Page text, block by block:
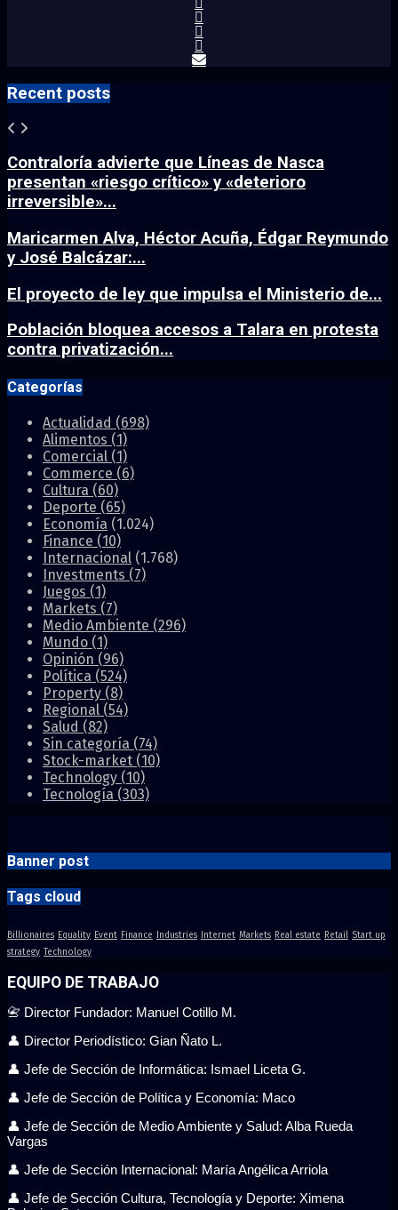
Recent posts
Contraloría advierte que Líneas de Nasca
presentan «riesgo crítico» y «deterioro
irreversible»...
Maricarmen Alva, Héctor Acuña, Édgar Reymundo
y José Balcázar:...
El proyecto de ley que impulsa el Ministerio de...
Población bloquea accesos a Talara en protesta
contra privatización...
Categorías
Actualidad (698)
Alimentos (1)
Comercial (1)
Commerce (6)
Cultura (60)
Deporte (65)
Economía (1.024)
Finance (10)
Internacional (1.768)
Investments (7)
Juegos (1)
Markets (7)
Medio Ambiente (296)
Mundo (1)
Opinión (96)
Política (524)
Property (8)
Regional (54)
Salud (82)
Sin categoría (74)
Stock-market (10)
Technology (10)
Tecnología (303)
Banner post
Tags cloud
Billionaires Equality Event Finance Industries Internet Markets Real estate Retail Start up
strategy Technology
EQUIPO DE TRABAJO
📇 Director Fundador: Manuel Cotillo M.
👤 Director Periodístico: Gian Ñato L.
👤 Jefe de Sección de Informática: Ismael Liceta G.
👤 Jefe de Sección de Política y Economía: Maco
👤 Jefe de Sección de Medio Ambiente y Salud: Alba Rueda
Vargas
👤 Jefe de Sección Internacional: María Angélica Arriola
👤 Jefe de Sección Cultura, Tecnología y Deporte: Ximena